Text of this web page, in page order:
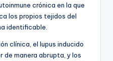
crónica en la que
los propios tejidos del
identificable.
clínica, el lupus inducido
de manera abrupta, y los